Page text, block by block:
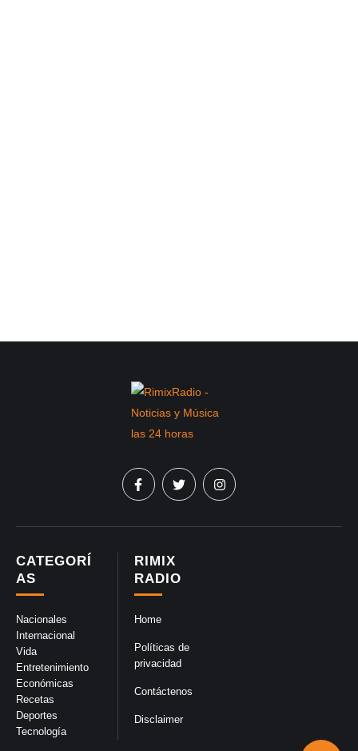
RIMIX
RADIO
Home
Políticas de
privacidad
Contáctenos
Disclaimer
CATEGORÍ
AS
Nacionales
Internacional
Vida
Entretenimiento
Económicas
Recetas
Deportes
Tecnología